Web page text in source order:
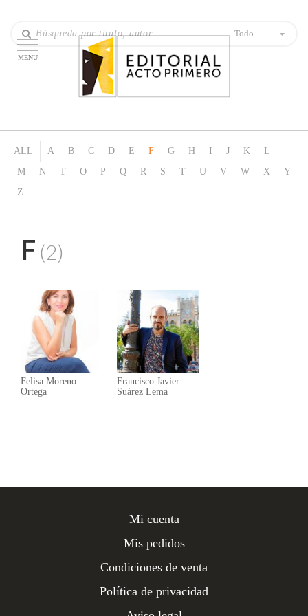
MENU
Todo
ALL A B C D E F G H I J K
L
M
N T O P Q R S T U V W X
Y
Z
F (2)
Felisa Moreno
Ortega
Francisco Javier
Suárez Lema
Mi cuenta
Mis pedidos
Condiciones de venta
Política de privacidad